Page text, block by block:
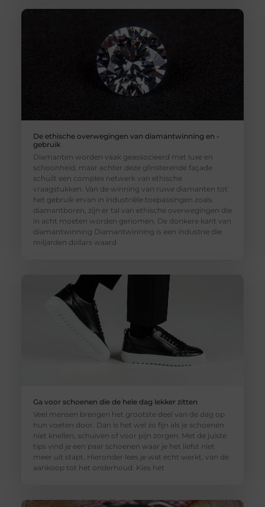
De ethische overwegingen van diamantwinning en -
gebruik
Diamanten worden vaak geassocieerd met luxe en
schoonheid, maar achter deze glinsterende façade
schuilt een complex netwerk van ethische
vraagstukken. Van de winning van ruwe diamanten tot
het gebruik ervan in industriële toepassingen zoals
diamantboren, zijn er tal van ethische overwegingen die
in acht moeten worden genomen. De donkere kant van
diamantwinning Diamantwinning is een industrie die
miljarden dollars waard
Ga voor schoenen die de hele dag lekker zitten
Veel mensen brengen het grootste deel van de dag op
hun voeten door. Dan is het wel zo fijn als je schoenen
niet knellen, schuiven of voor pijn zorgen. Met de juiste
tips vind je een paar schoenen waar je het liefst niet
meer uit stapt. Hieronder lees je wat echt werkt, van de
aankoop tot het onderhoud. Kies het